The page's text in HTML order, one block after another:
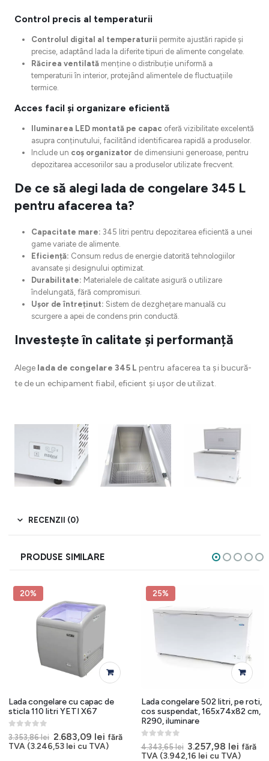
Control precis al temperaturii
Controlul digital al temperaturii permite ajustări rapide și
precise, adaptând lada la diferite tipuri de alimente congelate.
Răcirea ventilatămenține o distribuție uniformă a
temperaturii în interior, protejând alimentele de fluctuațiile
termice.
Acces facil și organizare eficientă
Iluminarea LED montată pe capacoferă vizibilitate excelentă
asupra conținutului, facilitând identificarea rapidă a produselor.
Include un coș organizator de dimensiuni generoase, pentru
depozitarea accesoriilor sau a produselor utilizate frecvent.
De ce să alegi lada de congelare 345 L
pentru afacerea ta?
Capacitate mare: 345 litri pentru depozitarea eficientă a unei
game variate de alimente.
Eficiență: Consum redus de energie datorită tehnologiilor
avansate și designului optimizat.
Durabilitate: Materialele de calitate asigură o utilizare
îndelungată, fără compromisuri.
Ușor de întreținut: Sistem de dezghețare manuală cu
scurgere a apei de condens prin conductă.
Investește în calitate și performanță
Alege lada de congelare 345 L pentru afacerea ta și bucură-
te de un echipament fiabil, eficient și ușor de utilizat.
RECENZII (0)
PRODUSE SIMILARE
20%
Lada congelare cu capac de
sticla 110 litri YETI X67
0 out of 5
3.353,86lei Prețul
inițial
a
2.683,09 leiPrețul
curent
fără
TVA (3.246,53 lei cu TVA)
25%
Lada congelare 502 litri, pe roti,
cos suspendat, 165x74x82 cm,
R290, iluminare
0 out of 5
4.343,65lei Prețul
inițial
3.257,98 lei Prețul
curent
fără
TVA (3.942,16 lei cu TVA)